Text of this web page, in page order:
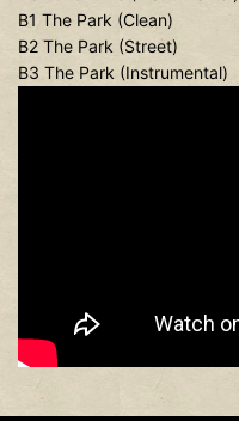
B1 The Park (Clean)
B2 The Park (Street)
B3 The Park (Instrumental)